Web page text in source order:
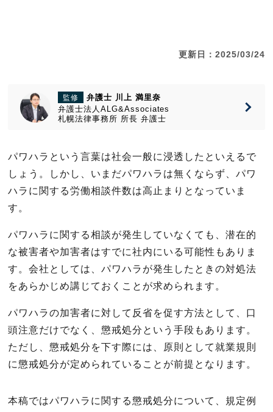
更新日：2025/03/24
監修
弁護士 川上 満里奈
弁護士法人ALG&Associates
札幌法律事務所 所長 弁護士
パワハラという言葉は社会一般に浸透したといえるで
しょう。しかし、いまだパワハラは無くならず、パワ
ハラに関する労働相談件数は高止まりとなっていま
す。
パワハラに関する相談が発生していなくても、潜在的
な被害者や加害者はすでに社内にいる可能性もありま
す。会社としては、パワハラが発生したときの対処法
をあらかじめ講じておくことが求められます。
パワハラの加害者に対して反省を促す方法として、口
頭注意だけでなく、懲戒処分という手段もあります。
ただし、懲戒処分を下す際には、原則として就業規則
に懲戒処分が定められていることが前提となります。
本稿ではパワハラに関する懲戒処分について、規定例